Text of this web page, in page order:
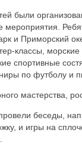
были
мероприятия.
и Приморский
классы,
спортивные
по футболу и
мастерства,
беседы,
и игры на